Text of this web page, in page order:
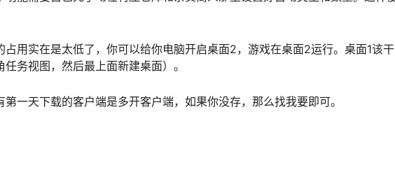
用实在是太低了，你可以给你电脑开启桌面2，游戏在桌面2运行。桌面1该
务视图，然后最上面新建桌面）。
一天下载的客户端是多开客户端，如果你没存，那么找我要即可。